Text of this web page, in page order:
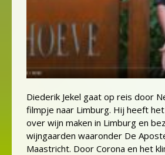
Diederik Jekel gaat op reis door
filmpje naar Limburg. Hij heeft
over wijn maken in Limburg en
wijngaarden waaronder De
Maastricht. Door Corona en het